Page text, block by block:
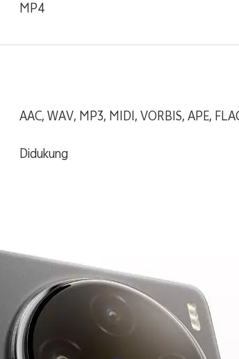
MP4
AAC, WAV, MP3, MIDI, VORBIS, APE, FLAC
Didukung